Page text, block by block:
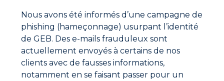
Mode d'emploi
Humidifier les supports avec un vaporisateur.
Cette colle doit être déposée :
soit par enduction de la surface à encoller à l’aide de
la raclette crantée fournie, sur une épaisseur
comprise entre 2 et 3 mm.
Nous avons été informés d’une campagne de
phishing (hameçonnage) usurpant l’identité
de GEB. Des e-mails frauduleux sont
actuellement envoyés à certains de nos
clients avec de fausses informations,
notamment en se faisant passer pour un